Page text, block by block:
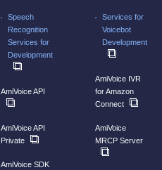
Speech
Recognition
Services for
Development
AmiVoice API
AmiVoice API
Private
AmiVoice SDK
Services for
Voicebot
Development
AmiVoice IVR
for Amazon
Connect
AmiVoice
MRCP Server